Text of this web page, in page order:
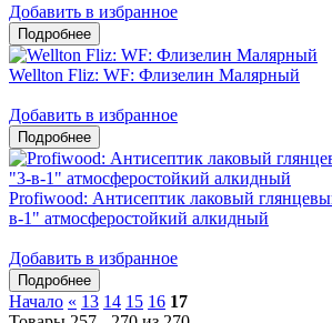
Добавить в избранное
Wellton Fliz: WF: Флизелин Малярный
Добавить в избранное
Profiwood: Антисептик лаковый
в-1" атмосферостойкий алкидный
Добавить в избранное
Начало « 13 14 15 16 17